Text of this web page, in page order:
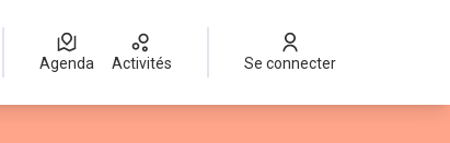
Agenda Activités Se connecter